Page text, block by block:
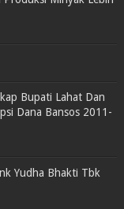
Bupati Lahat Dan
Dana Bansos 2011-
Yudha Bhakti Tbk